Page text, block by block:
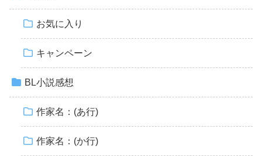
お気に入り
キャンペーン
BL小説感想
作家名：(あ行)
作家名：(か行)